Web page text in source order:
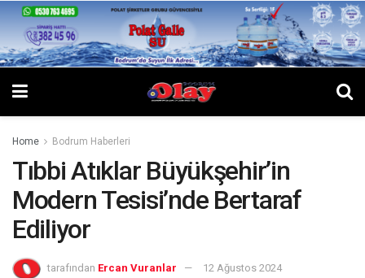
Home Bodrum Haberleri
Tıbbi Atıklar Büyükşehir’in
Modern Tesisi’nde Bertaraf
Ediliyor
tarafından Ercan Vuranlar 12 Ağustos 2024